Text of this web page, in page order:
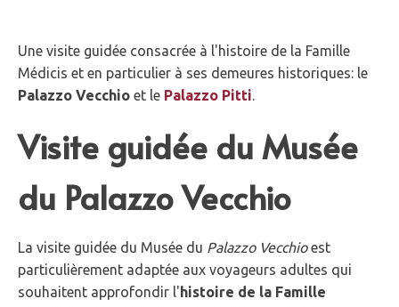
Une visite guidée consacrée à l'histoire de la Famille
Médicis et en particulier à ses demeures historiques: le
Palazzo Vecchio et le Palazzo Pitti.
Visite guidée du Musée
du Palazzo Vecchio
La visite guidée du Musée du Palazzo Vecchioest
particulièrement adaptée aux voyageurs adultes qui
souhaitent approfondir l' histoire de la Famille